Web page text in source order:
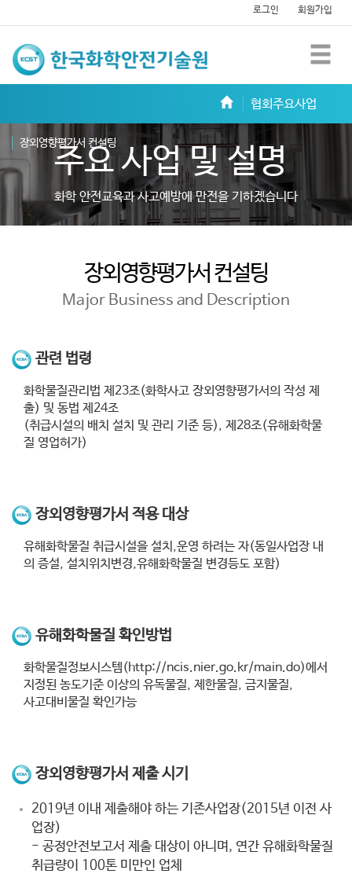
로그인 회원가입
한
국
학
안
전
기
협회주요사업
장외영향평가서 컨설팅
주요 사업 및 설명
화학 안전교육과 사고예방에 만전을 기하겠습니다
장외영향평가서 컨설팅
Major Business and Description
관련 법령
화학물질관리법 제23조(화학사고 장외영향평가서의 작성 제
출) 및 동법 제24조
(취급시설의 배치 설치 및 관리 기준 등), 제28조(유해화학물
질 영업허가)
장외영향평가서 적용 대상
유해화학물질 취급시설을 설치,운영 하려는 자(동일사업장 내
의 증설, 설치위치변경,유해화학물질 변경등도 포함)
유해화학물질 확인방법
화학물질정보시스템(http://ncis.nier.go.kr/main.do)에서
지정된 농도기준 이상의 유독물질, 제한물질, 금지물질,
사고대비물질 확인가능
장외영향평가서 제출 시기
2019년 이내 제출해야 하는 기존사업장(2015년 이전 사
업장)
- 공정안전보고서 제출 대상이 아니며, 연간 유해화학물질
취급량이 100톤 미만인 업체